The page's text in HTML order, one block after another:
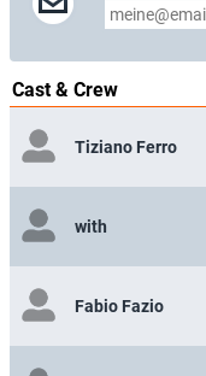
Cast & Crew
Tiziano Ferro
with
Fabio Fazio